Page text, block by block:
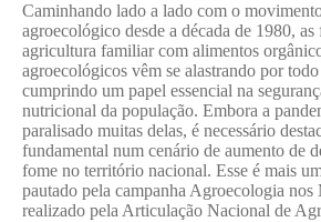
Caminhando lado a lado com o
agroecológico desde a década de 1980, as
agricultura familiar com alimentos
agroecológicos vêm se alastrando por
cumprindo um papel essencial na
nutricional da população. Embora a
paralisado muitas delas, é necessário
fundamental num cenário de aumento de
fome no território nacional. Esse é mais
pautado pela campanha Agroecologia
realizado pela Articulação Nacional de